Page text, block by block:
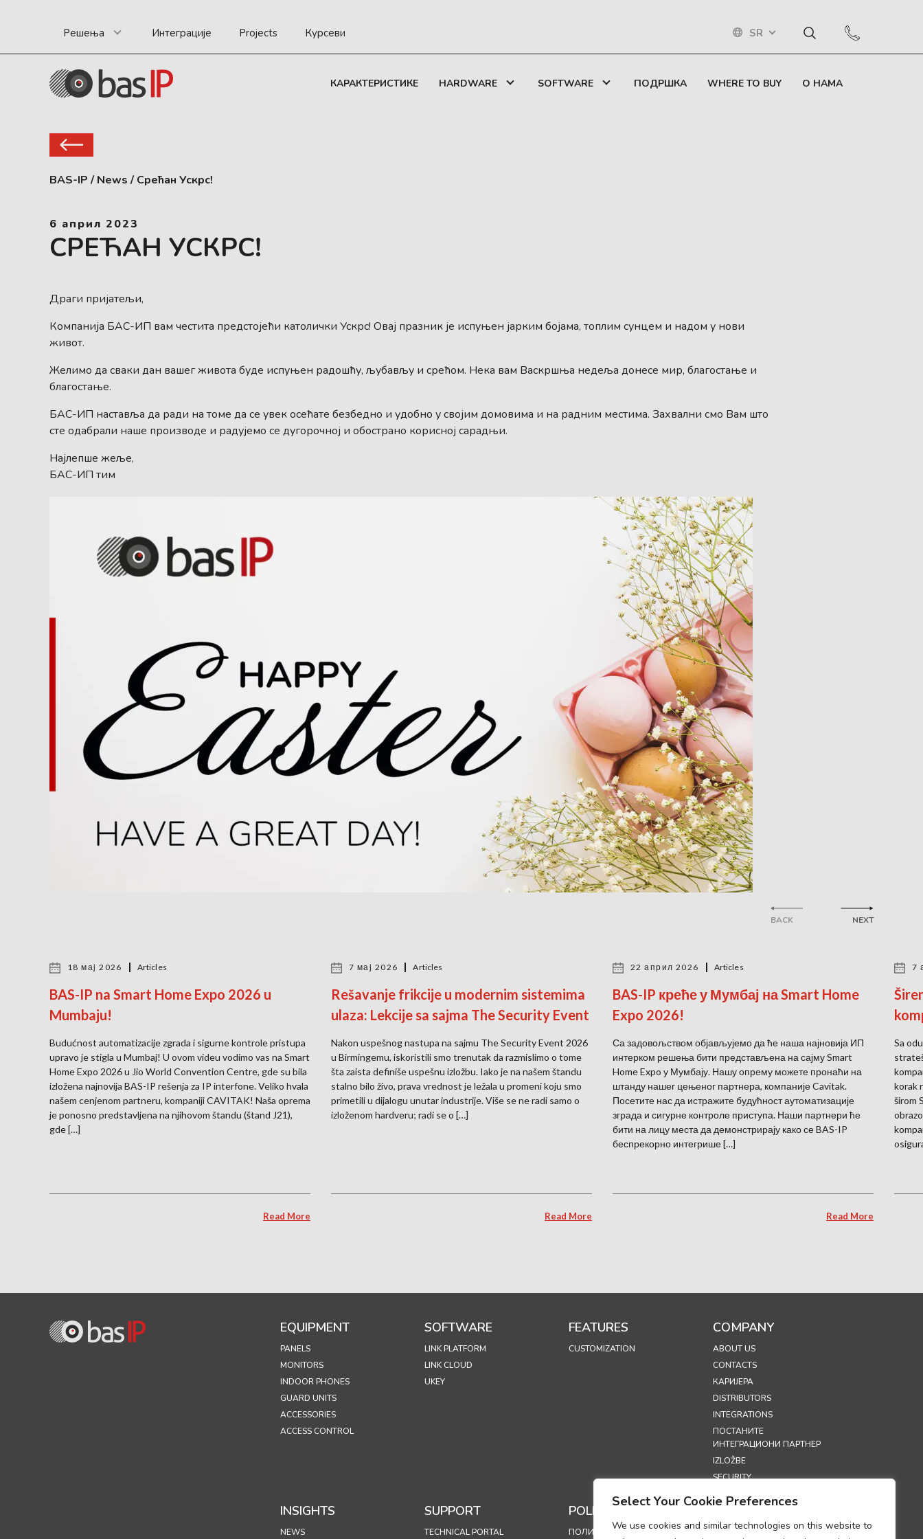
Select Your Cookie Preferences
We use cookies and similar technologies on this website to
Решења Интеграције Projects Курсеви SR
КАРАКТЕРИСТИКЕ HARDWARE SOFTWARE ПОДРШКА WHERE TO BUY О НАМА
BAS-IP / News / Срећан Ускрс!
6 април 2023
СРЕЋАН УСКРС!
Драги пријатељи,
Компанија БАС-ИП вам честита предстојећи католички Ускрс! Овај празник је испуњен јарким бојама, топлим сунцем и надом у нови
живот.
Желимо да сваки дан вашег живота буде испуњен радошћу, љубављу и срећом. Нека вам Васкршња недеља донесе мир, благостање и
благостање.
БАС-ИП наставља да ради на томе да се увек осећате безбедно и удобно у својим домовима и на радним местима. Захвални смо Вам што
сте одабрали наше производе и радујемо се дугорочној и обострано корисној сарадњи.
Најлепше жеље,
БАС-ИП тим
BACK
18 мај 2026 Articles
BAS-IP na Smart Home Expo 2026 u
Mumbaju!
Budućnost automatizacije zgrada i sigurne kontrole pristupa
upravo je stigla u Mumbaj! U ovom videu vodimo vas na Smart
Home Expo 2026 u Jio World Convention Centre, gde su bila
izložena najnovija BAS-IP rešenja za IP interfone. Veliko hvala
našem cenjenom partneru, kompaniji CAVITAK! Naša oprema
je ponosno predstavljena na njihovom štandu (štand J21),
gde […]
Read More
7 мај 2026 Articles
Rešavanje frikcije u modernim sistemima
ulaza: Lekcije sa sajma The Security Event
Nakon uspešnog nastupa na sajmu The Security Event 2026
u Birmingemu, iskoristili smo trenutak da razmislimo o tome
šta zaista definiše uspešnu izložbu. Iako je na našem štandu
stalno bilo živo, prava vrednost je ležala u promeni koju smo
primetili u dijalogu unutar industrije. Više se ne radi samo o
izloženom hardveru; radi se o […]
Read More
22 април 2026 Articles
BAS-IP креће у Мумбај на Smart Home
Expo 2026!
Са задовољством објављујемо да ће наша најновија ИП
интерком решења бити представљена на сајму Smart
Home Expo у Мумбају. Нашу опрему можете пронаћи на
штанду нашег цењеног партнера, компаније Cavitak.
Посетите нас да истражите будућност аутоматизације
зграда и сигурне контроле приступа. Наши партнери ће
бити на лицу места да демонстрирају како се BAS-IP
беспрекорно интегрише […]
Read More
7
Sa
korak
širom
NEXT
EQUIPMENT
PANELS
MONITORS
INDOOR PHONES
GUARD UNITS
ACCESSORIES
ACCESS CONTROL
SOFTWARE
LINK PLATFORM
LINK CLOUD
UKEY
FEATURES
CUSTOMIZATION
COMPANY
ABOUT US
CONTACTS
КАРИЈЕРА
DISTRIBUTORS
INTEGRATIONS
ПОСТАНИТЕ
ИНТЕГРАЦИОНИ ПАРТНЕР
IZLOŽBE
SECURITY
INSIGHTS
NEWS
SUPPORT
TECHNICAL PORTAL
POLICIES
ПОЛИТИКА ПРИВАТНОСТИ